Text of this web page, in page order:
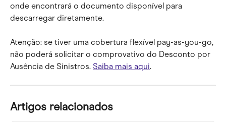
onde encontrará o documento disponível para
descarregar diretamente.
Atenção: se tiver uma cobertura flexível pay-as-you-go,
não poderá solicitar o comprovativo do Desconto por
Ausência de Sinistros. Saiba mais aqui.
Artigos relacionados